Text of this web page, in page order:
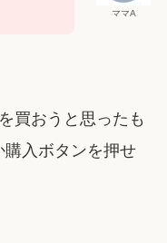
ママA
買おうと思ったも
入ボタンを押せ